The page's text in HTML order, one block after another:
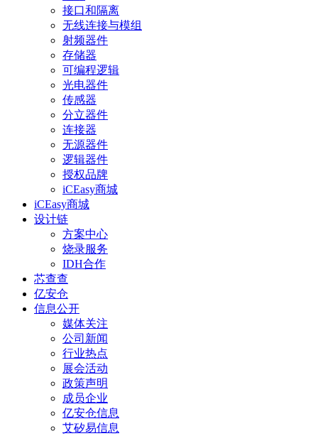
接口和隔离
无线连接与模组
射频器件
存储器
可编程逻辑
光电器件
传感器
分立器件
连接器
无源器件
逻辑器件
授权品牌
iCEasy商城
iCEasy商城
设计链
方案中心
烧录服务
IDH合作
芯查查
亿安仓
信息公开
媒体关注
公司新闻
行业热点
展会活动
政策声明
成员企业
亿安仓信息
艾矽易信息